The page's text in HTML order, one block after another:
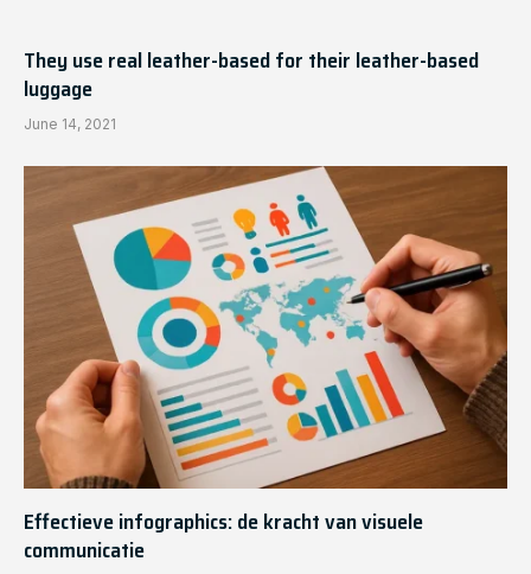
They use real leather-based for their leather-based
luggage
June 14, 2021
Effectieve infographics: de kracht van visuele
communicatie